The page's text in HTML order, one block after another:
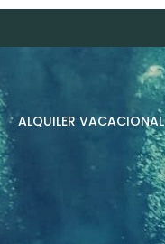
ALQUILER VACACIONAL